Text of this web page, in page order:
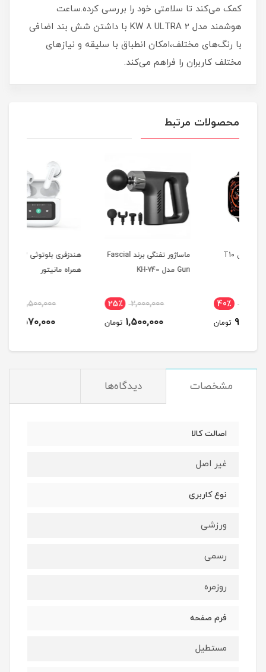
کمک می‌کند تا سلامتی خود را بررسی کرده.ساعت
هوشمند مدل KW 8 ULTRA 2 با داشتن شش بند اضافی
با رنگ‌های مختلف،امکان انطباق با سلیقه و نیازهای
مختلف کاربران را فراهم می‌کند.
محصولات مرتبط
ماساژور تفنگی برند Fascial
25٪
تومان
هندزفری بلوتوثی WT-3 به
همراه مانیتور
38٪
تومان
مشخصات دیدگاه‌ها
اصالت کالا
غیر اصل
نوع کاربری
ورزشی
رسمی
روزمره
فرم صفحه
مستطیل